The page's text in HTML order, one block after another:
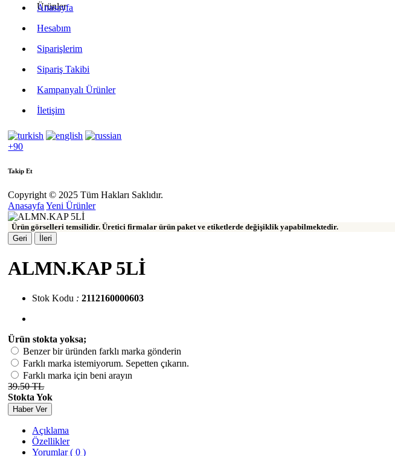
Anasayfa
Hesabım
Siparişlerim
Sipariş Takibi
Kampanyalı Ürünler
İletişim
+90
Takip Et
Copyright © 2025 Tüm Hakları Saklıdır.
Anasayfa Yeni Ürünler
Ürün görselleri temsilidir. Üretici firmalar ürün paket ve etiketlerde değişiklik yapabilmektedir.
Geri
İleri
ALMN.KAP 5Lİ
Stok Kodu : 2112160000603
Ürün stokta yoksa;
Benzer bir üründen farklı marka gönderin
Farklı marka istemiyorum. Sepetten çıkarın.
Farklı marka için beni arayın
39.50 TL
Stokta Yok
Haber Ver
Açıklama
Özellikler
Yorumlar ( 0 )